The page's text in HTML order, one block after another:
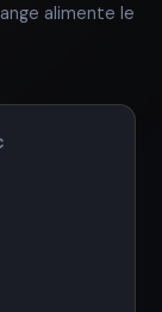
alimente le